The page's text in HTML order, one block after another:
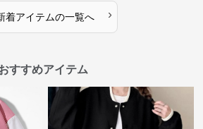
着アイテムの一覧へ ›
すすめアイテム